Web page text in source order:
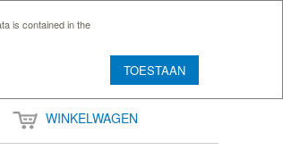
is contained in the
TOESTAAN
WINKELWAGEN